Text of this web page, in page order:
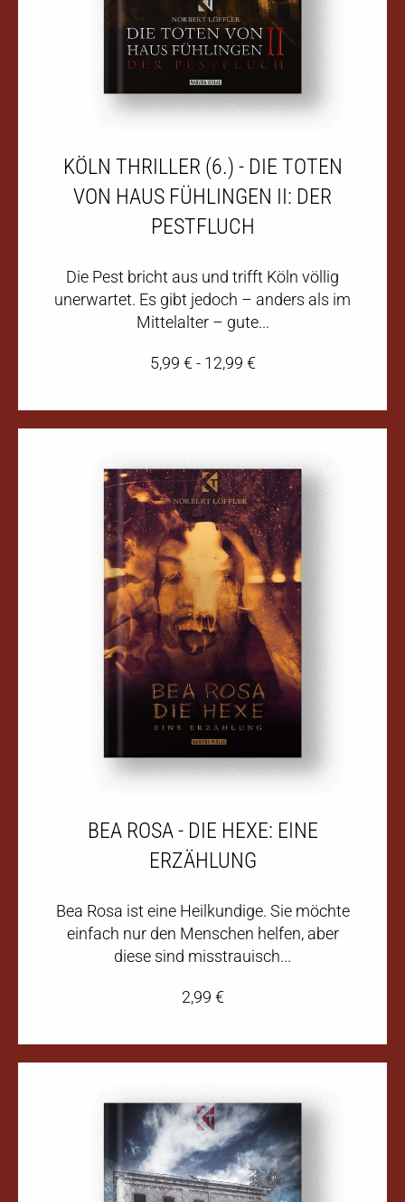
KÖLN THRILLER (6.) - DIE TOTEN
VON HAUS FÜHLINGEN II: DER
PESTFLUCH
Die Pest bricht aus und trifft Köln völlig
unerwartet. Es gibt jedoch – anders als im
Mittelalter – gute...
5,99 €- 12,99 €
BEA ROSA - DIE HEXE: EINE
ERZÄHLUNG
Bea Rosa ist eine Heilkundige. Sie möchte
einfach nur den Menschen helfen, aber
diese sind misstrauisch...
2,99 €